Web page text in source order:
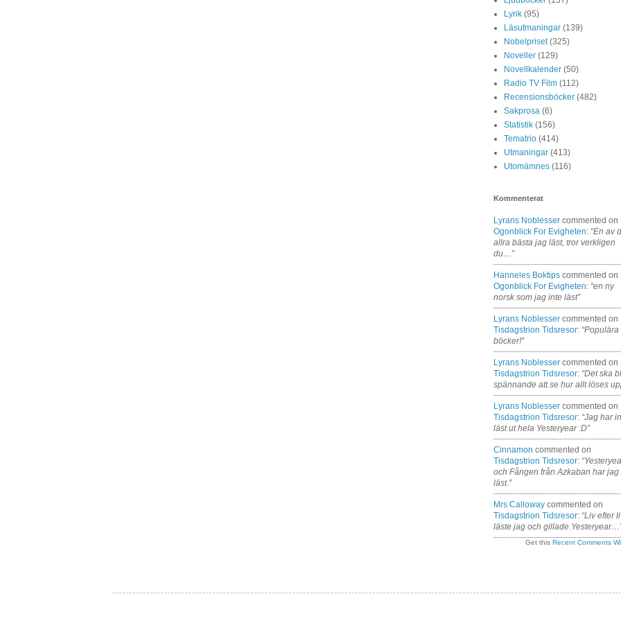
Lyrik (95)
Läsutmaningar (139)
Nobelpriset (325)
Noveller (129)
Novellkalender (50)
Radio TV Film (112)
Recensionsböcker (482)
Sakprosa (6)
Statistik (156)
Tematrio (414)
Utmaningar (413)
Utomämnes (116)
Kommenterat
Lyrans Noblesser commented on
Ogonblick For Evigheten: “En av
allra bästa jag läst, tror verkligen
du…”
Hanneles Boktips commented on
Ogonblick For Evigheten: “en ny
norsk som jag inte läst”
Lyrans Noblesser commented on
Tisdagstrion Tidsresor: “Populära
böcker!”
Lyrans Noblesser commented on
Tisdagstrion Tidsresor: “Det ska
spännande att se hur allt löses
Lyrans Noblesser commented on
Tisdagstrion Tidsresor: “Jag har
läst ut hela Yesteryear :D”
Cinnamon commented on
Tisdagstrion Tidsresor:
och Fången från Azkaban har jag
läst.”
Mrs Calloway commented on
Tisdagstrion Tidsresor: “Liv efter
läste jag och
Get this Recent Comments